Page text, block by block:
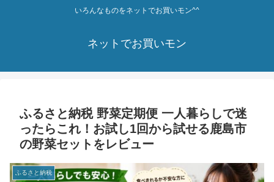
いろんなものをネットでお買いモン^^
ネットでお買いモン
ふるさと納税 野菜定期便 一人暮らしで迷
ったらこれ！お試し1回から試せる鹿島市
の野菜セットをレビュー
ふるさと納税